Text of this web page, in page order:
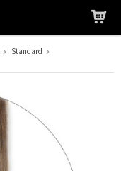
din
Standard